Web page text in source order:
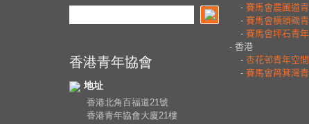
香港青年協會
地址
香港北角百福道21號
香港青年協會大廈21樓